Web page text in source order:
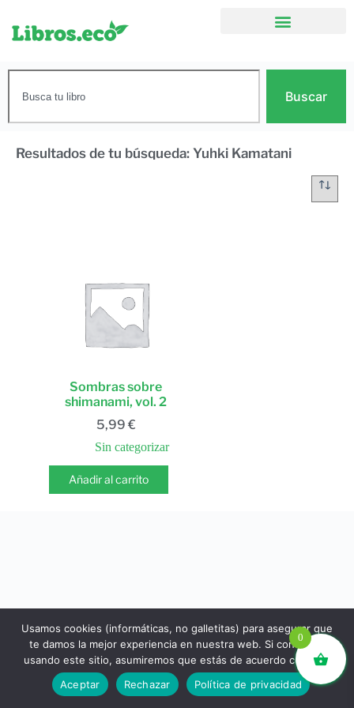
Buscar
Resultados de tu búsqueda: Yuhki Kamatani
Sombras sobre
shimanami, vol. 2
5,99 €
Sin categorizar
Añadir al carrito
libros.eco © - Desde Barcelona para el mundo 💚 |
Devoluciones y reembolsos|Política de Privacidad
0
Usamos cookies (informáticas, no galletitas) para asegurar que
te damos la mejor experiencia en nuestra web. Si continúas
usando este sitio, asumiremos que estás de acuerdo con ello.
Aceptar
Rechazar Política de privacidad